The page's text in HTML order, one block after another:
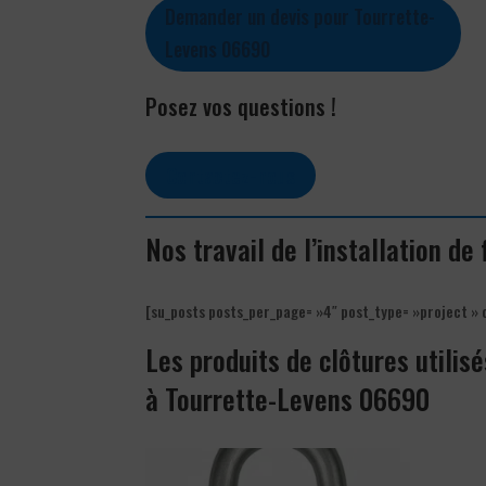
Posez vos questions !
Nos travail de l’installation
[su_posts posts_per_page= »4″ post_type= »project
Les produits de clôtures
à Tourrette-Levens 06690